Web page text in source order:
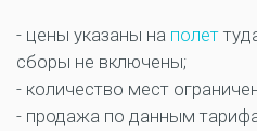
- цены указаны на полет
сборы не включены;
- количество мест
- продажа по данным